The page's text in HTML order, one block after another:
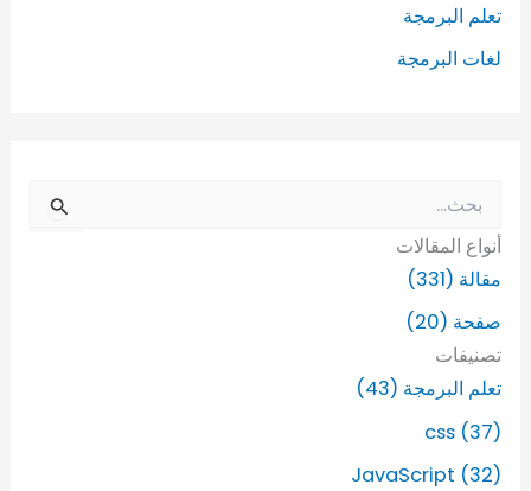
تعلم البرمجة
لغات البرمجة
ب
ح
ع
:
أنواع المقالات
مقالة (331)
صفحة (20)
تصنيفات
تعلم البرمجة (43)
css (37)
JavaScript (32)